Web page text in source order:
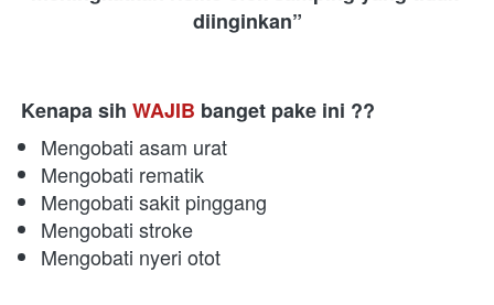
diinginkan”
Kenapa sih WAJIB banget pake ini ??
Mengobati asam urat
Mengobati rematik
Mengobati sakit pinggang
Mengobati stroke
Mengobati nyeri otot